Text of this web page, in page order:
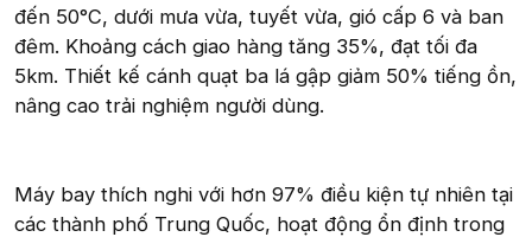
đến 50°C, dưới mưa vừa, tuyết vừa, gió cấp 6 và ban
đêm. Khoảng cách giao hàng tăng 35%, đạt tối đa
5km. Thiết kế cánh quạt ba lá gập giảm 50% tiếng ồn,
nâng cao trải nghiệm người dùng.
Máy bay thích nghi với hơn 97% điều kiện tự nhiên tại
các thành phố Trung Quốc, hoạt động ổn định trong